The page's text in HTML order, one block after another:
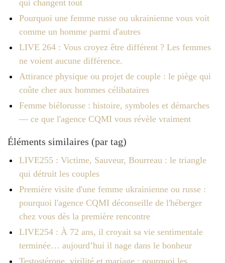
qui changent tout
Pourquoi une femme russe ou ukrainienne vous voit
comme un homme parmi d'autres
LIVE 264 : Vous croyez être différent ? Les femmes
ne voient aucune différence.
Attirance physique ou projet de couple : le piège qui
coûte cher aux hommes célibataires
Femme biélorusse : histoire, symboles et démarches
— ce que l'agence CQMI vous révèle vraiment
Éléments similaires (par tag)
LIVE255 : Victime, Sauveur, Bourreau : le triangle
qui détruit les couples
Première visite d'une femme ukrainienne ou russe :
pourquoi l'agence CQMI déconseille de l'héberger
chez vous dès la première rencontre
LIVE254 : À 72 ans, il croyait sa vie sentimentale
terminée… aujourd’hui il nage dans le bonheur
Testostérone, virilité et mariage : pourquoi les